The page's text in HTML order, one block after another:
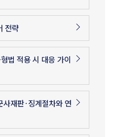
전략
법 적용 시 대응 가이
재판·징계절차와 연